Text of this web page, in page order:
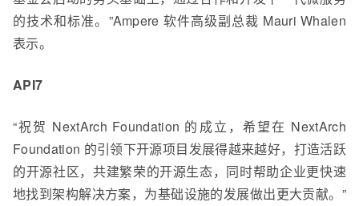
的技术和标准。”Ampere 软件高级副总裁 Mauri Whalen
表示。
API7
“祝贺 NextArch Foundation 的成立，希望在 NextArch
Foundation 的引领下开源项目发展得越来越好，打造活跃
的开源社区，共建繁荣的开源生态，同时帮助企业更快速
地找到架构解决方案，为基础设施的发展做出更大贡献。”